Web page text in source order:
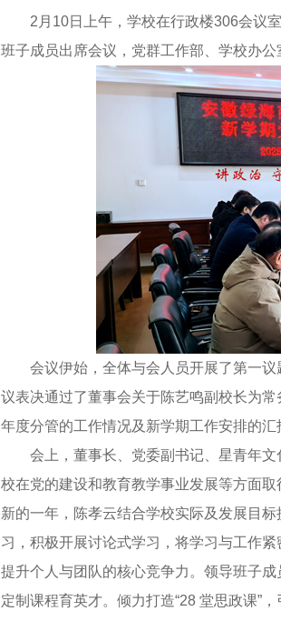
2月10日上午，学校在行政楼306会议室
班子成员出席会议，党群工作部、学校办公
会议伊始，全体与会人员开展了第一议
议表决通过了董事会关于陈艺鸣副校长为
年度分管的工作情况及新学期工作安排的
会上，董事长、党委副书记、星青年文
校在党的建设和教育教学事业发展等方面
新的一年，陈孝云结合学校实际及发展目
习，积极开展讨论式学习，将学习与工作
提升个人与团队的核心竞争力。领导班子
定制课程育英才。倾力打造“28 堂思政课”